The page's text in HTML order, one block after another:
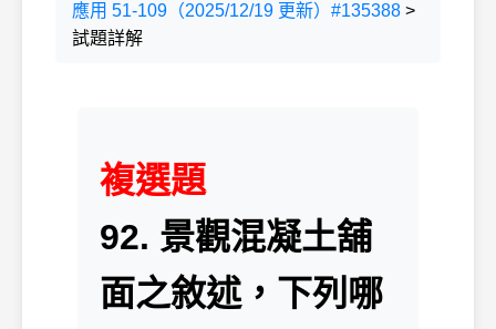
應用 51-109（2025/12/19 更新）#135388 >
試題詳解
複選題
92. 景觀混凝土舖
面之敘述，下列哪